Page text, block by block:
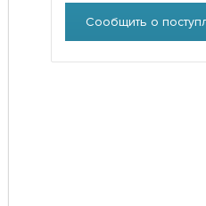
Сообщить о